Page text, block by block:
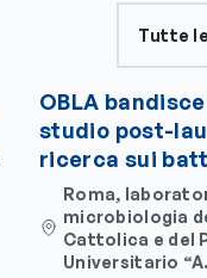
Tutte
OBLA
studio post-
ricerca sui
Roma,
microbiologia
Cattolica e del
Universitario